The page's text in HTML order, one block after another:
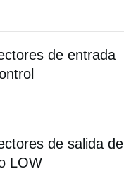
de entrada
de salida de
LOW